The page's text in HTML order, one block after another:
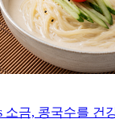
소금, 콩국수를 건